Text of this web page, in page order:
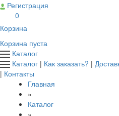
Регистрация
0
Корзина
Корзина пуста
Каталог
Каталог | Как заказать? |
| Контакты
Главная
»
Каталог
»